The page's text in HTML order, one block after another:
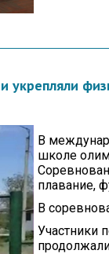
укрепляли
В
школе
плавание,
В
Участники